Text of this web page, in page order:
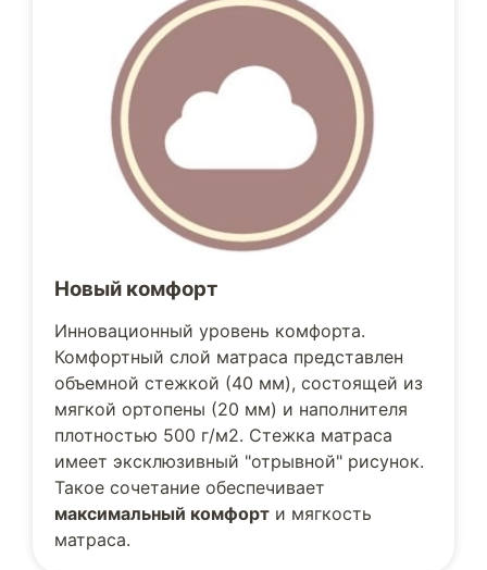
Новый комфорт
Инновационный уровень комфорта.
Комфортный слой матраса представлен
объемной стежкой (40 мм), состоящей из
мягкой ортопены (20 мм) и наполнителя
плотностью 500 г/м2. Стежка матраса
имеет эксклюзивный "отрывной" рисунок.
Такое сочетание обеспечивает
максимальный комфорт и мягкость
матраса.